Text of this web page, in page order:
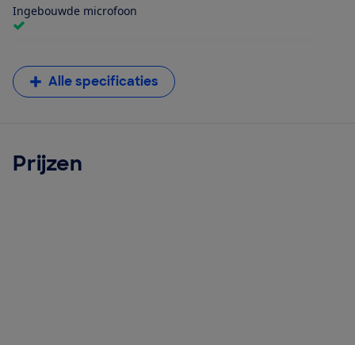
Ingebouwde microfoon
Alle specificaties
Prijzen